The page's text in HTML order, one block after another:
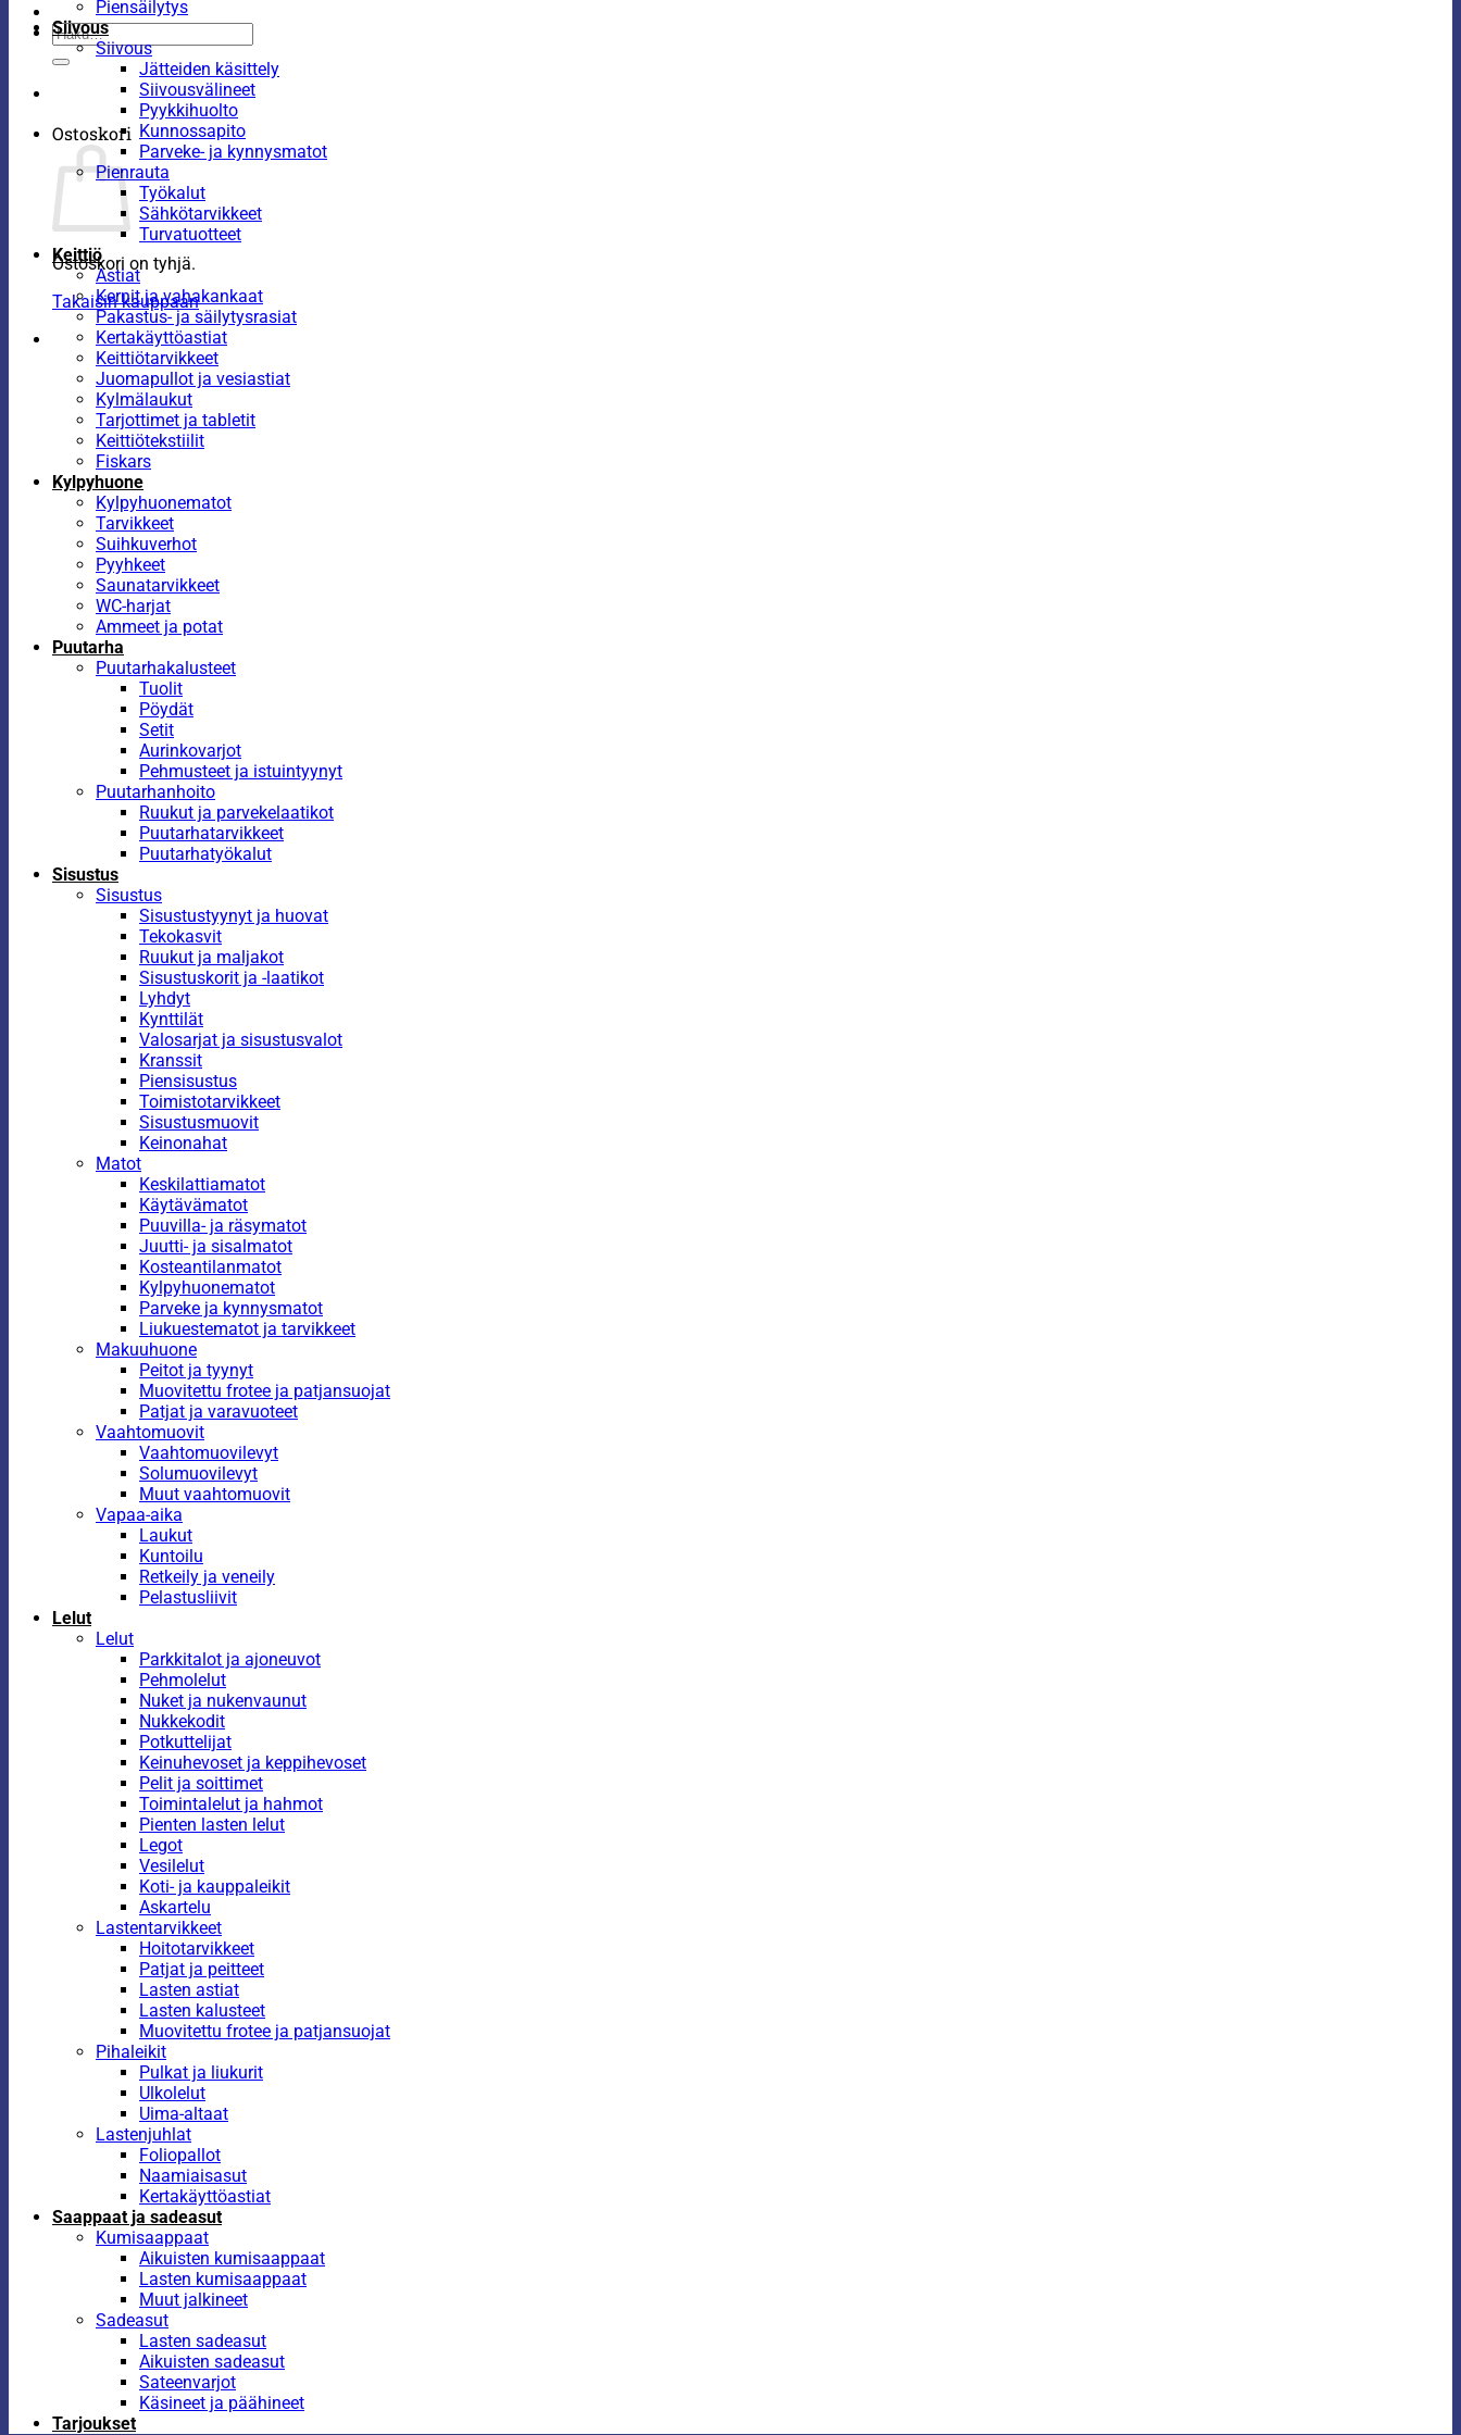
Etsi:
Ostoskori
Ostoskori on tyhjä.
Takaisin kauppaan
Piensäilytys
Siivous
Siivous
Jätteiden käsittely
Siivousvälineet
Pyykkihuolto
Kunnossapito
Parveke- ja kynnysmatot
Pienrauta
Työkalut
Sähkötarvikkeet
Turvatuotteet
Keittiö
Astiat
Kernit ja vahakankaat
Pakastus- ja säilytysrasiat
Kertakäyttöastiat
Keittiötarvikkeet
Juomapullot ja vesiastiat
Kylmälaukut
Tarjottimet ja tabletit
Keittiötekstiilit
Fiskars
Kylpyhuone
Kylpyhuonematot
Tarvikkeet
Suihkuverhot
Pyyhkeet
Saunatarvikkeet
WC-harjat
Ammeet ja potat
Puutarha
Puutarhakalusteet
Tuolit
Pöydät
Setit
Aurinkovarjot
Pehmusteet ja istuintyynyt
Puutarhanhoito
Ruukut ja parvekelaatikot
Puutarhatarvikkeet
Puutarhatyökalut
Sisustus
Sisustus
Sisustustyynyt ja huovat
Tekokasvit
Ruukut ja maljakot
Sisustuskorit ja -laatikot
Lyhdyt
Kynttilät
Valosarjat ja sisustusvalot
Kranssit
Piensisustus
Toimistotarvikkeet
Sisustusmuovit
Keinonahat
Matot
Keskilattiamatot
Käytävämatot
Puuvilla- ja räsymatot
Juutti- ja sisalmatot
Kosteantilanmatot
Kylpyhuonematot
Parveke ja kynnysmatot
Liukuestematot ja tarvikkeet
Makuuhuone
Peitot ja tyynyt
Muovitettu frotee ja patjansuojat
Patjat ja varavuoteet
Vaahtomuovit
Vaahtomuovilevyt
Solumuovilevyt
Muut vaahtomuovit
Vapaa-aika
Laukut
Kuntoilu
Retkeily ja veneily
Pelastusliivit
Lelut
Lelut
Parkkitalot ja ajoneuvot
Pehmolelut
Nuket ja nukenvaunut
Nukkekodit
Potkuttelijat
Keinuhevoset ja keppihevoset
Pelit ja soittimet
Toimintalelut ja hahmot
Pienten lasten lelut
Legot
Vesilelut
Koti- ja kauppaleikit
Askartelu
Lastentarvikkeet
Hoitotarvikkeet
Patjat ja peitteet
Lasten astiat
Lasten kalusteet
Muovitettu frotee ja patjansuojat
Pihaleikit
Pulkat ja liukurit
Ulkolelut
Uima-altaat
Lastenjuhlat
Foliopallot
Naamiaisasut
Kertakäyttöastiat
Saappaat ja sadeasut
Kumisaappaat
Aikuisten kumisaappaat
Lasten kumisaappaat
Muut jalkineet
Sadeasut
Lasten sadeasut
Aikuisten sadeasut
Sateenvarjot
Käsineet ja päähineet
Tarjoukset